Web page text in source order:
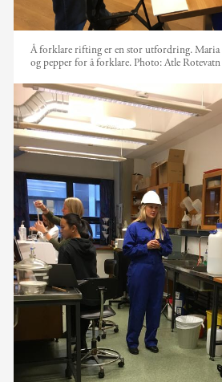
Å forklare rifting er en stor utfordring.
og pepper for å forklare. Photo:Atle Rotevatn